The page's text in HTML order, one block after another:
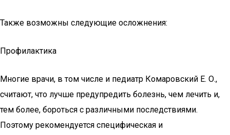
Также возможны следующие осложнения:
Профилактика
Многие врачи, в том числе и педиатр Комаровский Е. О.,
считают, что лучше предупредить болезнь, чем лечить и,
тем более, бороться с различными последствиями.
Поэтому рекомендуется специфическая и